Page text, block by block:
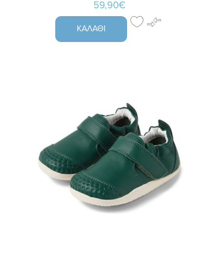
59,90€
ΚΑΛΆΘΙ